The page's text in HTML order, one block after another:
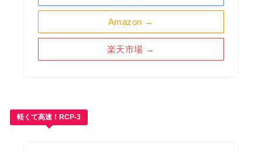
Amazon →
楽天市場 →
軽くて高速！RCP-3